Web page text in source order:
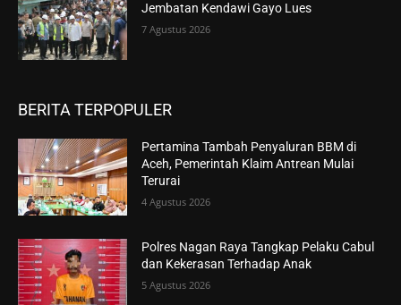
Jembatan Kendawi Gayo Lues
7 Agustus 2026
BERITA TERPOPULER
Pertamina Tambah Penyaluran BBM di
Aceh, Pemerintah Klaim Antrean Mulai
Terurai
4 Agustus 2026
Polres Nagan Raya Tangkap Pelaku Cabul
dan Kekerasan Terhadap Anak
5 Agustus 2026